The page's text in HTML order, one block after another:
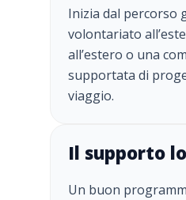
Inizia dal percorso
volontariato
all’estero o una
supportata di
viaggio.
Il supporto
Un buon